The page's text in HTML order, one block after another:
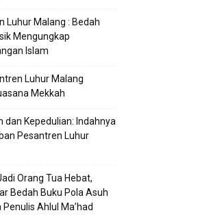
Luhur Malang : Bedah
Mengungkap
Islam
Luhur Malang
Mekkah
dan Kepedulian: Indahnya
Pesantren Luhur
Orang Tua Hebat,
Bedah Buku Pola Asuh
Ahlul Ma’had